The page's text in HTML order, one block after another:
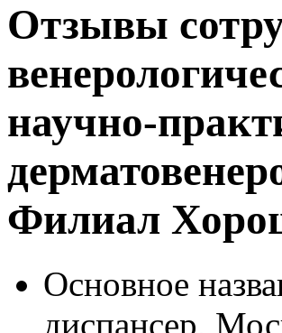
Отзывы
научно-
Филиал
Основное
диспансер,